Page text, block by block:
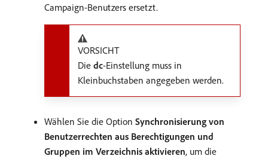
Campaign-Benutzers ersetzt.
VORSICHT
Die dc-Einstellung muss in
Kleinbuchstaben angegeben werden.
Wählen Sie die Option Synchronisierung von
Benutzerrechten aus Berechtigungen und
Gruppen im Verzeichnis aktivieren, um die